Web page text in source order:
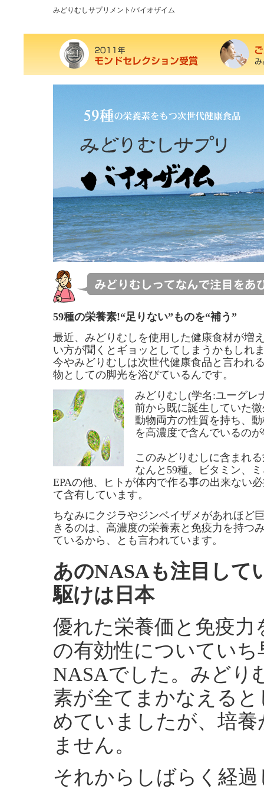
みどりむしサプリメント/バイオザイム
59種の栄養素!“足りない”ものを“補う”
最近、みどりむしを使用した健康食材が増
い方が聞くとギョッとしてしまうかもしれ
今やみどりむしは次世代健康食品と言われ
物としての脚光を浴びているんです。
みどりむし(学名:ユーグレ
前から既に誕生していた
動物両方の性質を持ち、
を高濃度で含んでいるの
このみどりむしに含まれ
なんと59種。ビタミン、
EPAの他、ヒトが体内で作る事の出来ない
て含有しています。
ちなみにクジラやジンベイザメがあれほど
きるのは、高濃度の栄養素と免疫力を持つ
ているから、とも言われています。
あのNASAも注目して
駆けは日本
優れた栄養価と免疫
の有効性についてい
NASAでした。みどり
素が全てまかなえる
めていましたが、培
ません。
それからしばらく経